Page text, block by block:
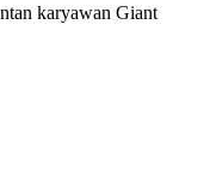
karyawan Giant